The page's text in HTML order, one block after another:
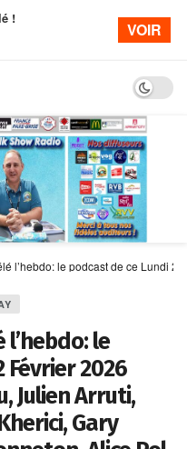
Dark
l’hebdo: le podcast de ce Lundi
le
Février 2026
Julien Arruti,
Gary
!
VOIR